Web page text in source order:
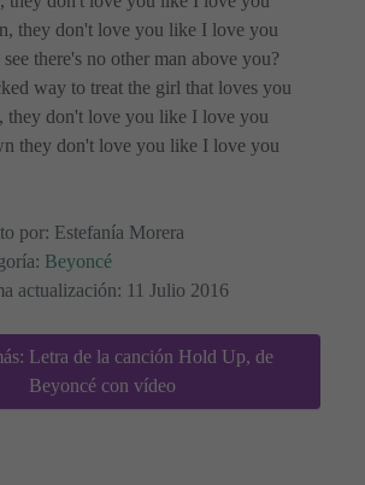
they don't love you like I love you
there's no other man above you?
way to treat the girl that loves you
they don't love you like I love you
they don't love you like I love you
por: Estefanía Morera
Beyoncé
actualización: 11 Julio 2016
Letra de la canción Hold Up, de
Beyoncé con vídeo